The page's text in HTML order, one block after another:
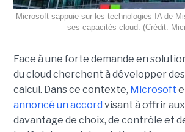
Microsoft sappuie sur les technologies IA de
ses capacités cloud. (Crédit:
Face à une forte demande en
du cloud cherchent à développer
calcul. Dans ce contexte, Microsoft
annoncé un accord visant à offrir
davantage de choix, de contrôle et